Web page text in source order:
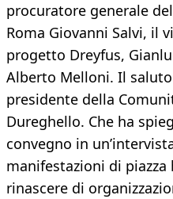
procuratore generale
Roma Giovanni Salvi, il
progetto Dreyfus,
Alberto Melloni. Il
presidente della
Dureghello. Che ha
convegno in
manifestazioni di
rinascere di